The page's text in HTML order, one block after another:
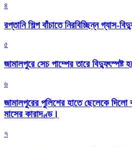
৪
রপ্তানি শিল্প বাঁচাতে নিরবিচ্ছিন্ন গ্যাস-
৫
জামালপুরে সেচ পাম্পের তারে
৬
জামালপুরের পুলিশের হাতে ছেলেকে
মাসের কারাদণ্ড।
৭